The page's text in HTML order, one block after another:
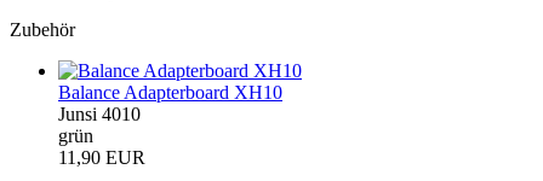
Zubehör
Balance Adapterboard XH10
Junsi 4010
grün
11,90 EUR